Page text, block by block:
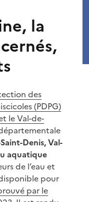
la
des
(PDPG)
le Val-de-
Denis, Val-
aquatique
de l’eau et
pour
par le